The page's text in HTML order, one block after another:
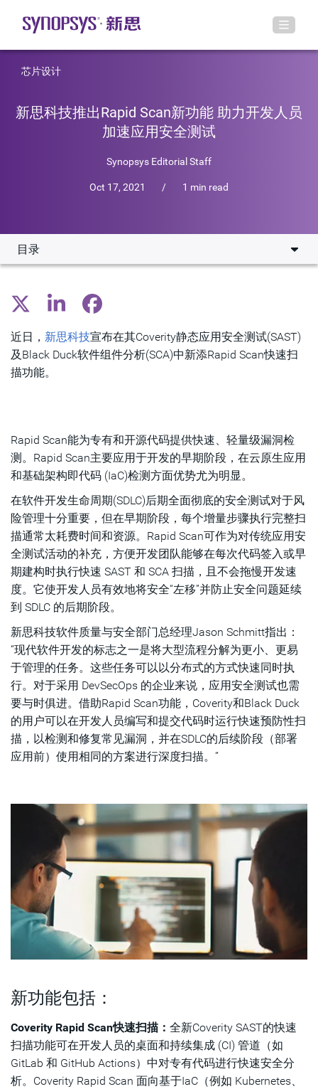
芯片设计
新思科技推出Rapid Scan新功能 助力开发人员
加速应用安全测试
Synopsys Editorial Staff
Oct 17, 2021 / 1 min read
目录
近日， 新思科技宣布在其Coverity静态应用安全测试(SAST)
及Black Duck软件组件分析(SCA)中新添Rapid Scan快速扫
描功能。
Rapid Scan能为专有和开源代码提供快速、轻量级漏洞检
测。Rapid Scan主要应用于开发的早期阶段，在云原生应用
和基础架构即代码 (IaC)检测方面优势尤为明显。
在软件开发生命周期(SDLC)后期全面彻底的安全测试对于风
险管理十分重要，但在早期阶段，每个增量步骤执行完整扫
描通常太耗费时间和资源。Rapid Scan可作为对传统应用安
全测试活动的补充，方便开发团队能够在每次代码签入或早
期建构时执行快速 SAST 和 SCA 扫描，且不会拖慢开发速
度。它使开发人员有效地将安全“左移”并防止安全问题延续
到 SDLC 的后期阶段。
新思科技软件质量与安全部门总经理Jason Schmitt指出：
“现代软件开发的标志之一是将大型流程分解为更小、更易
于管理的任务。这些任务可以以分布式的方式快速同时执
行。对于采用 DevSecOps 的企业来说，应用安全测试也需
要与时俱进。借助Rapid Scan功能，Coverity和Black Duck
的用户可以在开发人员编写和提交代码时运行快速预防性扫
描，以检测和修复常见漏洞，并在SDLC的后续阶段（部署
应用前）使用相同的方案进行深度扫描。”
新功能包括：
Coverity Rapid Scan快速扫描： 全新Coverity SAST的快速
扫描功能可在开发人员的桌面和持续集成 (CI) 管道（如
GitLab 和 GitHub Actions）中对专有代码进行快速安全分
析。Coverity Rapid Scan 面向基于IaC（例如 Kubernetes、